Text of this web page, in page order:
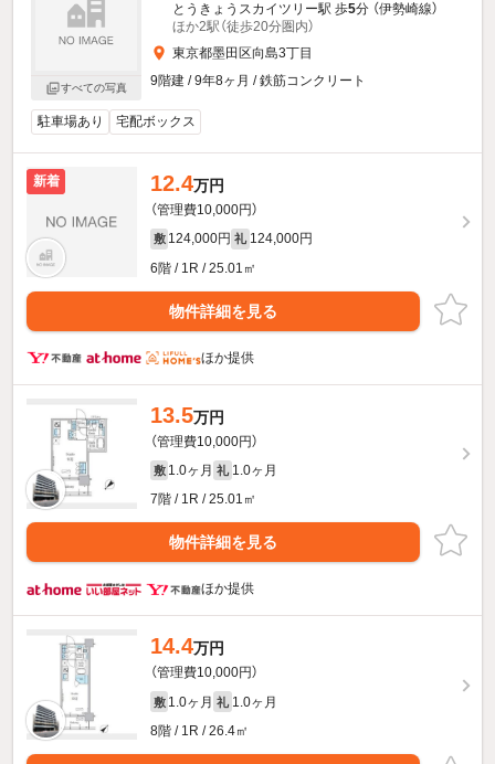
すべての写真
とうきょうスカイツリー駅 歩5分 （伊勢崎線）
ほか2駅（徒歩20分圏内）
東京都墨田区向島3丁目
9階建 / 9年8ヶ月 / 鉄筋コンクリート
駐車場あり 宅配ボックス
新着 12.4万円
（管理費10,000円）
敷 124,000円 礼 124,000円
6階 / 1R / 25.01㎡
物件詳細を見る
ほか提供
13.5万円
（管理費10,000円）
敷 1.0ヶ月 礼 1.0ヶ月
7階 / 1R / 25.01㎡
物件詳細を見る
ほか提供
14.4万円
（管理費10,000円）
敷 1.0ヶ月 礼 1.0ヶ月
8階 / 1R / 26.4㎡